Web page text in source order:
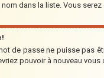
dans la liste. Vous
de passe ne puisse pas
pouvoir à nouveau vous